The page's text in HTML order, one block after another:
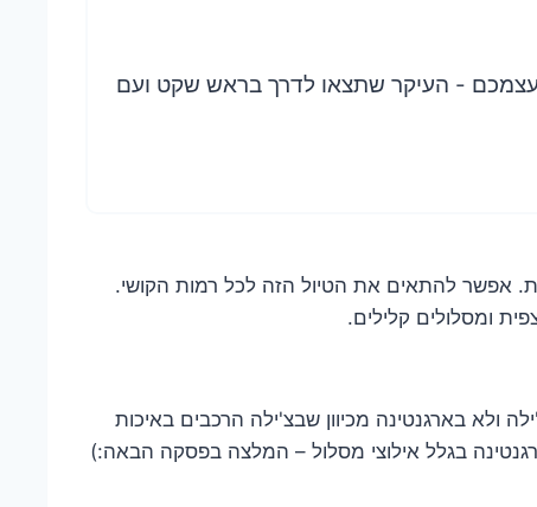
- העיקר שתצאו לדרך בראש שקט ועם
אפשר להתאים את הטיול הזה לכל רמות הקושי.
ומסלולים קלילים.
בארגנטינה מכיוון שבצ'ילה הרכבים באיכות
בגלל אילוצי מסלול – המלצה בפסקה הבאה:)